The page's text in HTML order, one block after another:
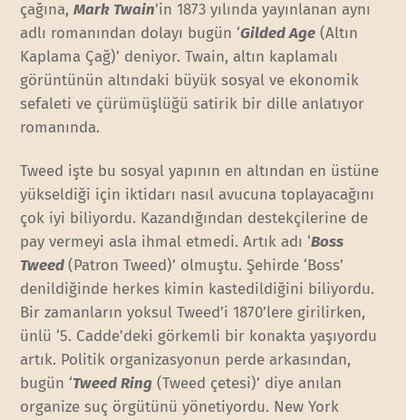
çağına,Mark Twain’in 1873 yılında yayınlanan aynı
adlı romanından dolayı bugün ‘Gilded Age (Altın
Kaplama Çağ)’ deniyor. Twain, altın kaplamalı
görüntünün altındaki büyük sosyal ve ekonomik
sefaleti ve çürümüşlüğü satirik bir dille anlatıyor
romanında.
Tweed işte bu sosyal yapının en altından en üstüne
yükseldiği için iktidarı nasıl avucuna toplayacağını
çok iyi biliyordu. Kazandığından destekçilerine de
pay vermeyi asla ihmal etmedi. Artık adı ‘Boss
Tweed(Patron Tweed)’ olmuştu. Şehirde ‘Boss’
denildiğinde herkes kimin kastedildiğini biliyordu.
Bir zamanların yoksul Tweed’i 1870’lere girilirken,
ünlü ‘5. Cadde’deki görkemli bir konakta yaşıyordu
artık. Politik organizasyonun perde arkasından,
bugün ‘Tweed Ring (Tweed çetesi)’ diye anılan
organize suç örgütünü yönetiyordu. New York